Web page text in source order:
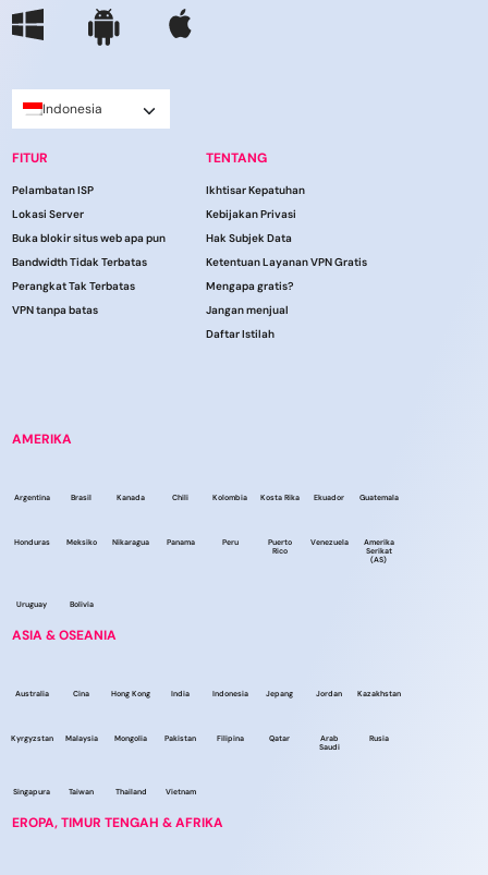
Indonesia
FITUR
Pelambatan ISP
Lokasi Server
Buka blokir situs web apa pun
Bandwidth Tidak Terbatas
Perangkat Tak Terbatas
VPN tanpa batas
TENTANG
Ikhtisar Kepatuhan
Kebijakan Privasi
Hak Subjek Data
Ketentuan Layanan VPN Gratis
Mengapa gratis?
Jangan menjual
Daftar Istilah
AMERIKA
Argentina Brasil Kanada Chili Kolombia Kosta Rika Ekuador Guatemala
Honduras Meksiko Nikaragua Panama Peru
Puerto
Rico
Venezuela
Amerika
Serikat
(AS)
Uruguay Bolivia
ASIA & OSEANIA
Australia Cina Hong Kong India Indonesia Jepang Jordan Kazakhstan
Kyrgyzstan Malaysia Mongolia Pakistan Filipina Qatar
Arab
Saudi
Rusia
Singapura Taiwan Thailand Vietnam
EROPA, TIMUR TENGAH & AFRIKA